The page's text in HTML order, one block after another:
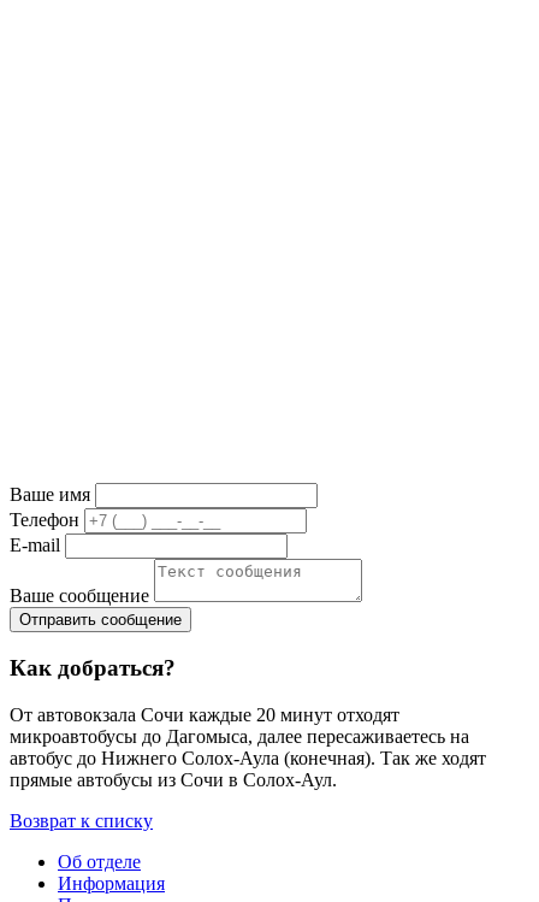
Ваше имя
Телефон
E-mail
Ваше сообщение
Как добраться?
От автовокзала Сочи каждые 20 минут отходят
микроавтобусы до Дагомыса, далее пересаживаетесь на
автобус до Нижнего Солох-Аула (конечная). Так же ходят
прямые автобусы из Сочи в Солох-Аул.
Возврат к списку
Об отделе
Информация